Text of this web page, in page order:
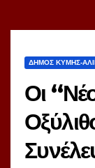
ΔΗΜΟΣ ΚΥΜΗΣ-
Οι